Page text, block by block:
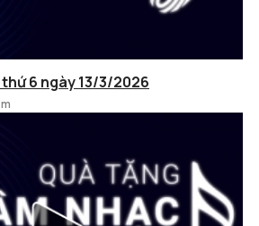
6 ngày 13/3/2026